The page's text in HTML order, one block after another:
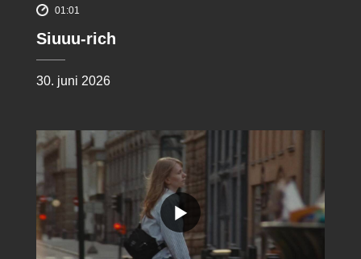
01:01
Siuuu-rich
30. juni 2026